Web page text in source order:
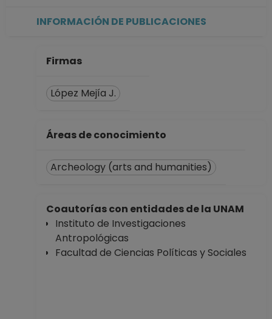
No Definitivo
No Definitivo
Ciencias Políticas y
Sociales
hasta 30-09-2023
PROFESOR
No Definitivo
INFORMACIÓN DE PUBLICACIONES
Firmas
López Mejía J.
Áreas de conocimiento
Archeology (arts and humanities)
Coautorías con entidades de la UNAM
Instituto de Investigaciones
Antropológicas
Facultad de Ciencias Políticas y Sociales